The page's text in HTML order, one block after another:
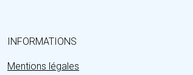
INFORMATIONS
Mentions légales